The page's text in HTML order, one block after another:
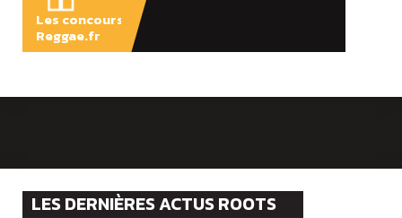
Les concours
Reggae.fr
LES DERNIÈRES ACTUS ROOTS